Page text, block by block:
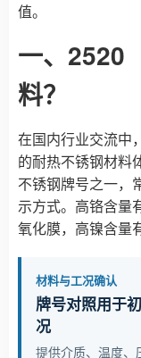
值。
一、2520
料？
在国内行业交流中
的耐热不锈钢材料
不锈钢牌号之一，
示方式。高铬含量
氧化膜，高镍含量
材料与工况确认
牌号对照用于
况
提供介质、温度、